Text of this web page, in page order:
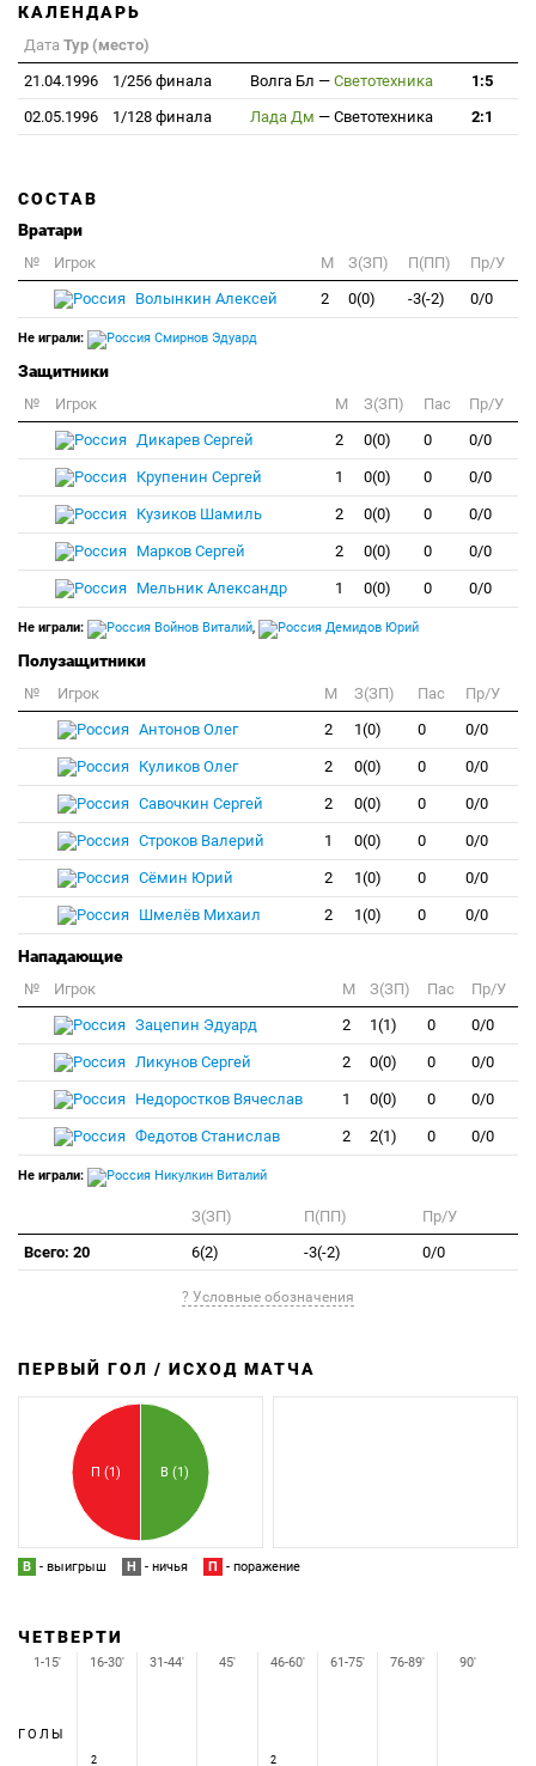
КАЛЕНДАРЬ
Дата Тур (место)
21.04.1996
1/256 финала Волга Бл — Светотехника
1:5
02.05.1996
1/128 финала Лада Дм — Светотехника 2:1
СОСТАВ
Вратари
№ Игрок M З(ЗП) П(ПП)
Пр/У
Волынкин Алексей
2 0(0) -3(-2) 0/0
Не играли: Смирнов Эдуард
Защитники
№ Игрок M З(ЗП) Пас
Пр/У
Дикарев Сергей
2 0(0) 0 0/0
Крупенин Сергей 1 0(0) 0 0/0
Кузиков Шамиль 2 0(0) 0 0/0
Марков Сергей 2 0(0) 0 0/0
Мельник Александр 1 0(0) 0 0/0
Не играли: Войнов Виталий, Демидов Юрий
Полузащитники
№ Игрок M З(ЗП) Пас
Пр/У
Антонов Олег
2 1(0) 0 0/0
Куликов Олег 2 0(0) 0 0/0
Савочкин Сергей 2 0(0) 0 0/0
Строков Валерий 1 0(0) 0 0/0
Сёмин Юрий 2 1(0) 0 0/0
Шмелёв Михаил 2 1(0) 0 0/0
Нападающие
№ Игрок M З(ЗП) Пас
Пр/У
Зацепин Эдуард
2 1(1) 0 0/0
Ликунов Сергей 2 0(0) 0 0/0
Недоростков Вячеслав 1 0(0) 0 0/0
Федотов Станислав 2 2(1) 0 0/0
Не играли: Никулкин Виталий
З(ЗП) П(ПП)
Пр/У
Всего: 20
6(2) -3(-2) 0/0
? Условные обозначения
ПЕРВЫЙ ГОЛ / ИСХОД МАТЧА
В (1)
П (1)
В - выигрыш Н - ничья П - поражение
ЧЕТВЕРТИ
ГОЛЫ
2 2
1-15' 16-30' 31-44' 45' 46-60' 61-75' 76-89' 90'